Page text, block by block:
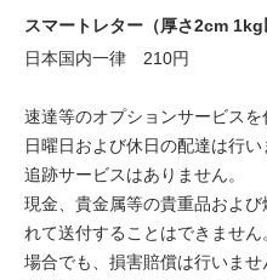
スマートレター（厚さ2cm 1kg
日本国内一律 210円
速達等のオプションサービスを
日曜日および休日の配達は行い
追跡サービスはありません。
現金、貴金属等の貴重品およ
れて送付することはできませ
場合でも、損害賠償は行いませ